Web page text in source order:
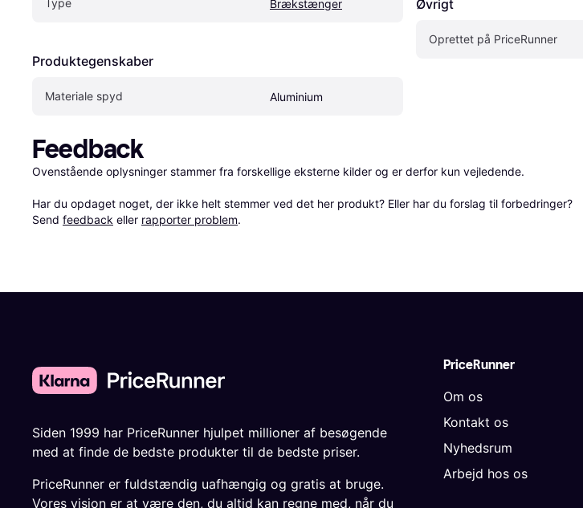
Type Brækstænger
Produktegenskaber
Materiale spyd Aluminium
Øvrigt
Oprettet på PriceRunner
Feedback
Ovenstående oplysninger stammer fra forskellige eksterne kilder og er derfor kun vejledende.
Har du opdaget noget, der ikke helt stemmer ved det her produkt? Eller har du forslag til forbedringer?
Send feedback eller rapporter problem.
PriceRunner
Om os
Kontakt os
Nyhedsrum
Arbejd hos os
Siden 1999 har PriceRunner hjulpet millioner af besøgende
med at finde de bedste produkter til de bedste priser.
PriceRunner er fuldstændig uafhængig og gratis at bruge.
Vores vision er at være den, du altid kan regne med, når du